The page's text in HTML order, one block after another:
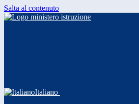
Salta al contenuto
Italiano